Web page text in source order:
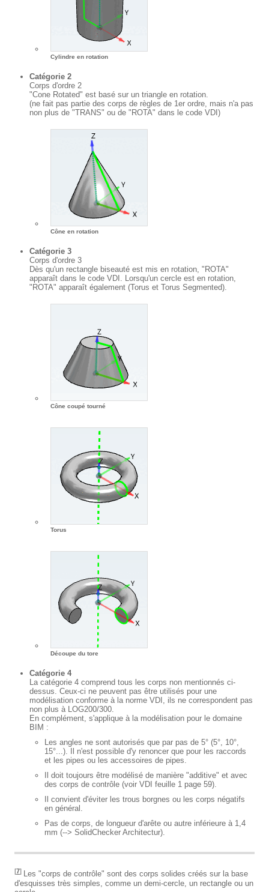
Cylindre en rotation
Catégorie 2
Corps d'ordre 2
"Cone Rotated" est basé sur un triangle en rotation.
(ne fait pas partie des corps de règles de 1er ordre, mais n'a pas
non plus de "TRANS" ou de "ROTA" dans le code VDI)
Cône en rotation
Catégorie 3
Corps d'ordre 3
Dès qu'un rectangle biseauté est mis en rotation, "ROTA"
apparaît dans le code VDI. Lorsqu'un cercle est en rotation,
"ROTA" apparaît également (Torus et Torus Segmented).
Cône coupé tourné
Torus
Découpe du tore
Catégorie 4
La catégorie 4 comprend tous les corps non mentionnés ci-
dessus. Ceux-ci ne peuvent pas être utilisés pour une
modélisation conforme à la norme VDI, ils ne correspondent pas
non plus à LOG200/300.
En complément, s'applique à la modélisation pour le domaine
BIM :
Les angles ne sont autorisés que par pas de 5° (5°, 10°,
15°...). Il n'est possible d'y renoncer que pour les raccords
et les pipes ou les accessoires de pipes.
Il doit toujours être modélisé de manière "additive" et avec
des corps de contrôle (voir VDI feuille 1 page 59).
Il convient d'éviter les trous borgnes ou les corps négatifs
en général.
Pas de corps, de longueur d'arête ou autre inférieure à 1,4
mm (--> SolidChecker Architectur).
[7] Les "corps de contrôle" sont des corps solides créés sur la base
d'esquisses très simples, comme un demi-cercle, un rectangle ou un